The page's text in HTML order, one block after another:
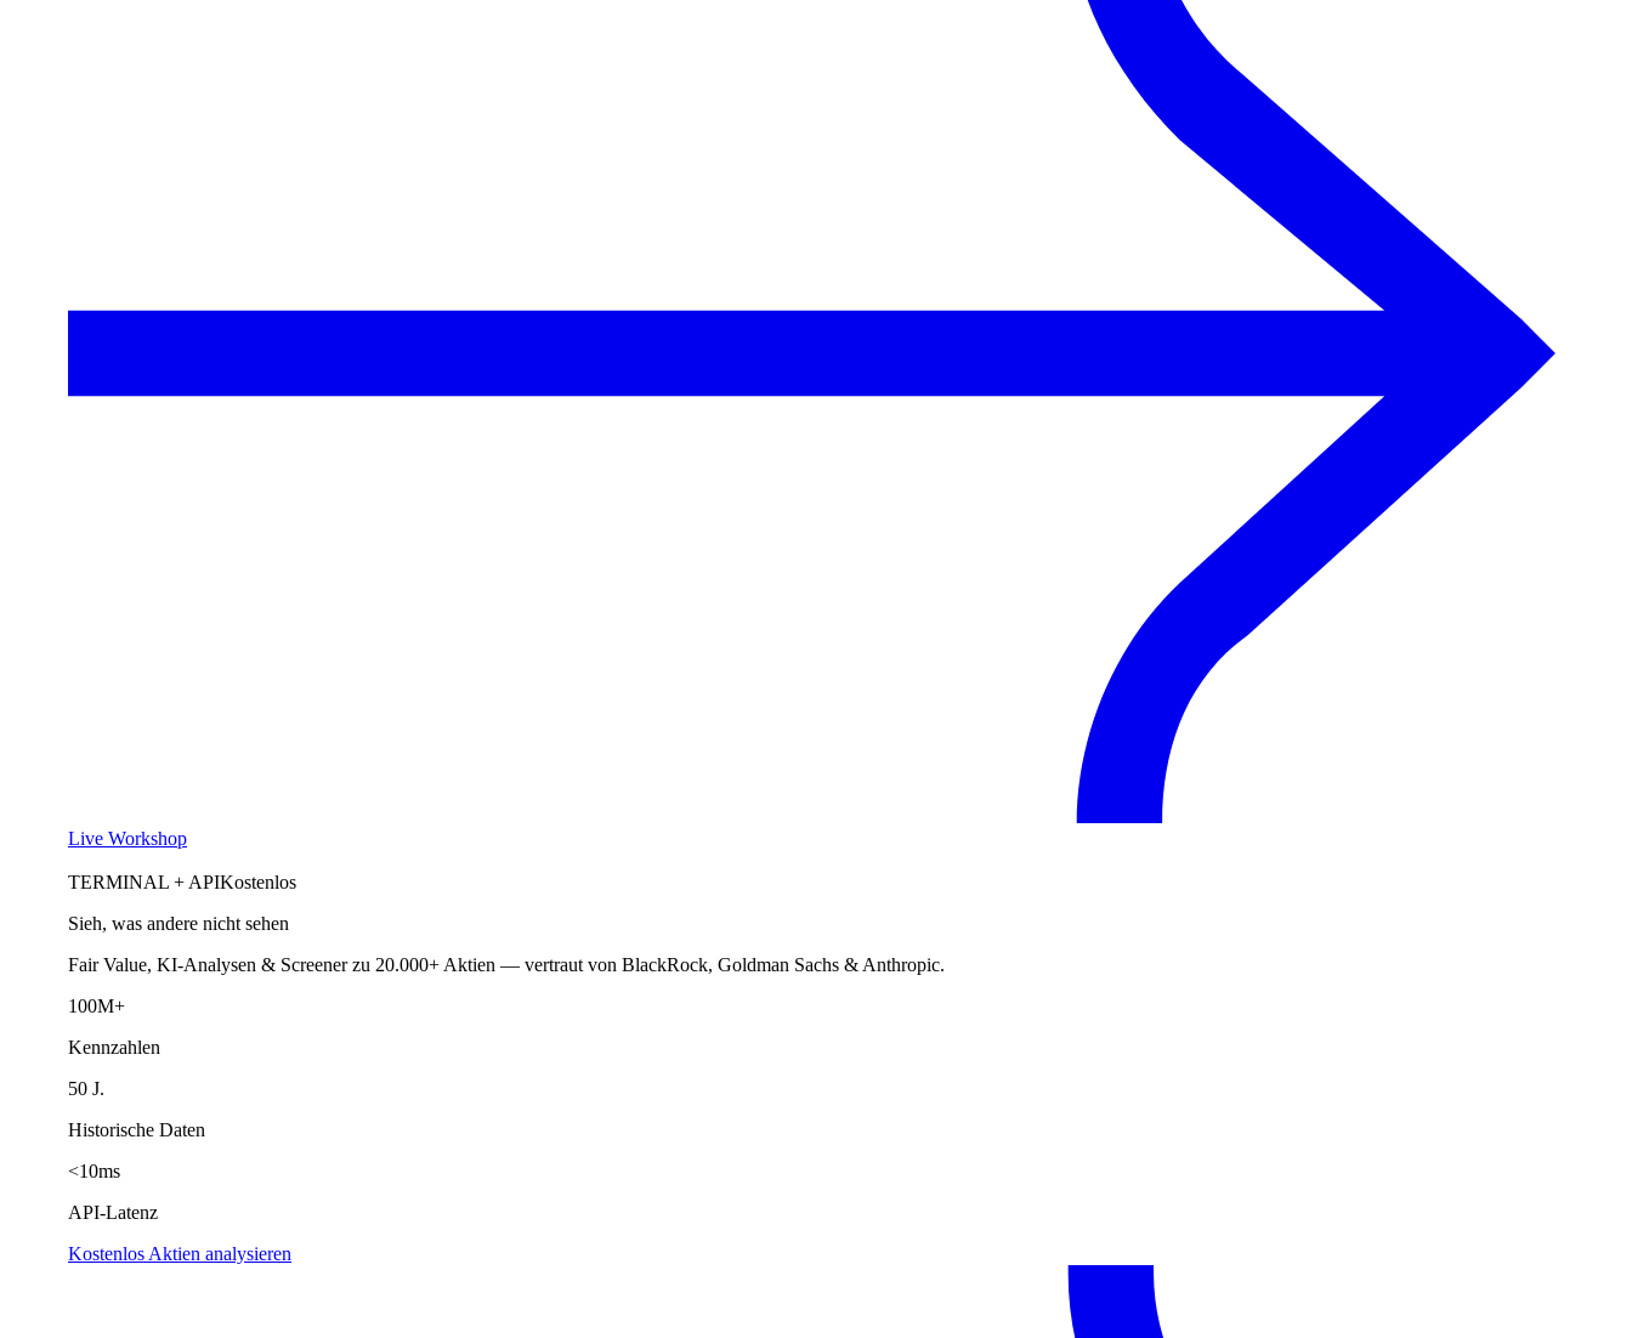
Live Workshop
TERMINAL + APIKostenlos
Sieh, was andere nicht sehen
Fair Value, KI-Analysen & Screener zu 20.000+ Aktien — vertraut von BlackRock, Goldman Sachs & Anthropic.
100M+
Kennzahlen
50 J.
Historische Daten
<10ms
API-Latenz
Kostenlos Aktien analysieren